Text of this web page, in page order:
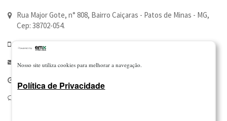
Rua Major Gote, n° 808, Bairro Caiçaras - Patos de Minas - MG,
Cep: 38702-054.
(34) 3823-0352 | (34) 3823-0335
extensao@unipam.edu.br
Seg à Qui - 7:00 - 21:00 | Sex - 7:00 - 18:00
Nosso site utiliza cookies para melhorar a navegação.
Política de Privacidade